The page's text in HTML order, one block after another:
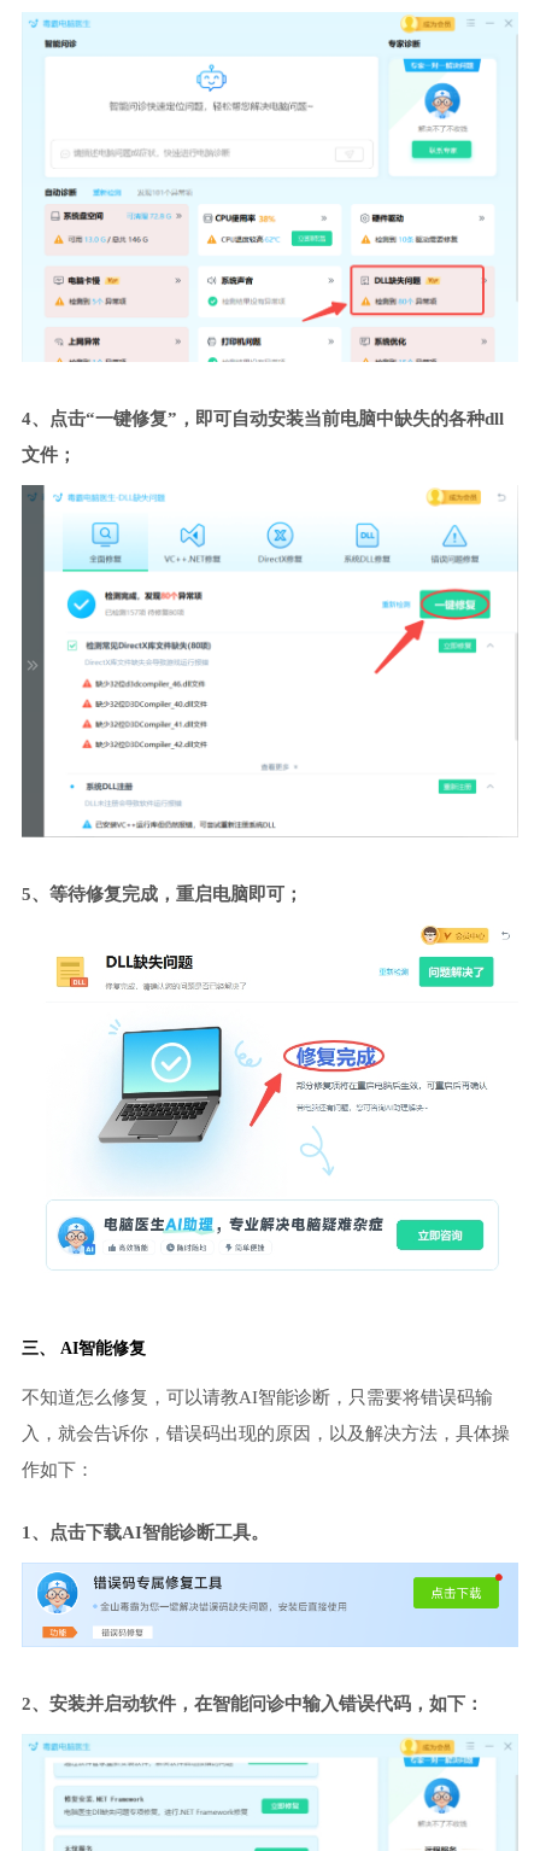
4、点击“一键修复”，即可自动安装当前电脑中缺失的各种dll
文件；
5、等待修复完成，重启电脑即可；
三、 AI智能修复
不知道怎么修复，可以请教AI智能诊断，只需要将错误码输
入，就会告诉你，错误码出现的原因，以及解决方法，具体操
作如下：
1、点击下载AI智能诊断工具。
2、安装并启动软件，在智能问诊中输入错误代码，如下：